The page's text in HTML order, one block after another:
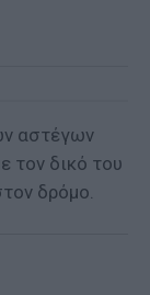
αστέγων
τον δικό του
δρόμο.